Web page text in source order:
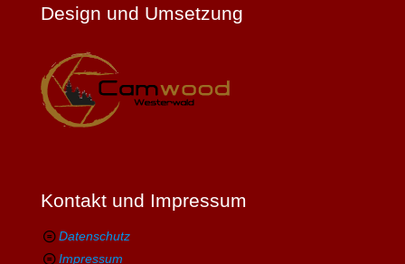
Design und Umsetzung
Kontakt und Impressum
Datenschutz
Impressum